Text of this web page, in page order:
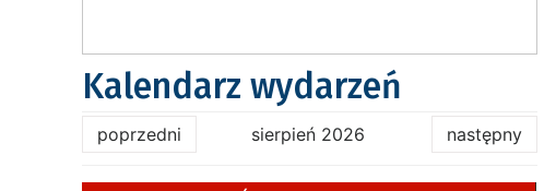
Kalendarz wydarzeń
poprzedni sierpień 2026 następny